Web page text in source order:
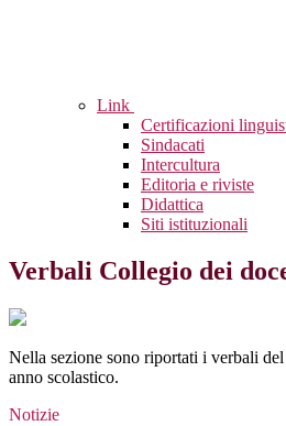
Link
Certificazioni
Sindacati
Intercultura
Editoria e riviste
Didattica
Siti istituzionali
Verbali Collegio dei
Nella sezione sono riportati i verbali
anno scolastico.
Notizie